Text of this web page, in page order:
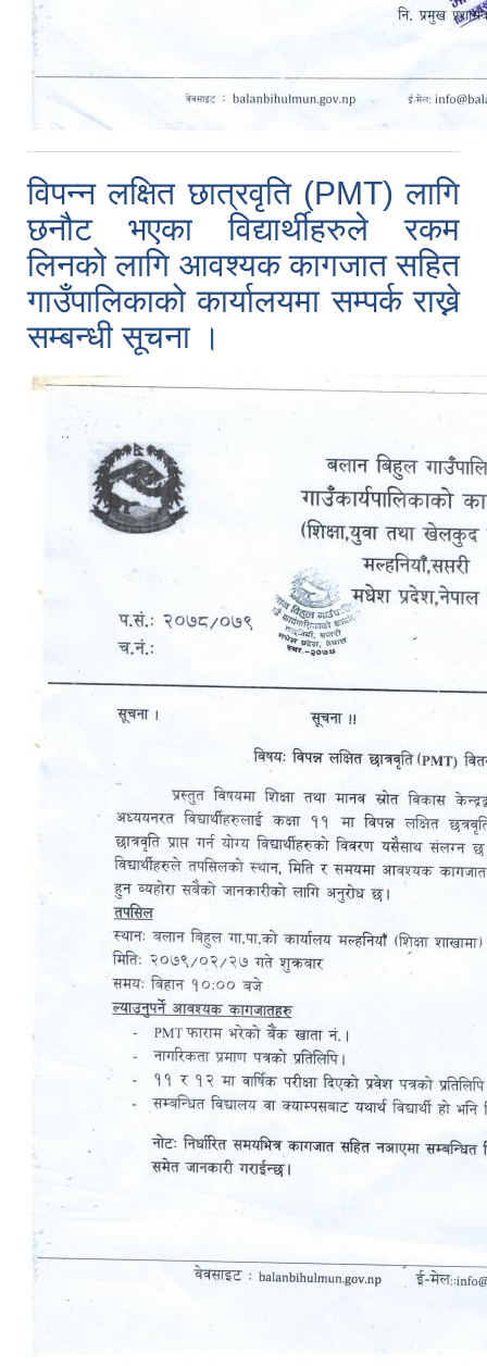
विपन्न लक्षित छात्रवृति (PMT) लागि
छनौट भएका विद्यार्थीहरुले रकम
लिनको लागि आवश्यक कागजात सहित
गाउँपालिकाको कार्यालयमा सम्पर्क राख्ने
सम्बन्धी सूचना ।